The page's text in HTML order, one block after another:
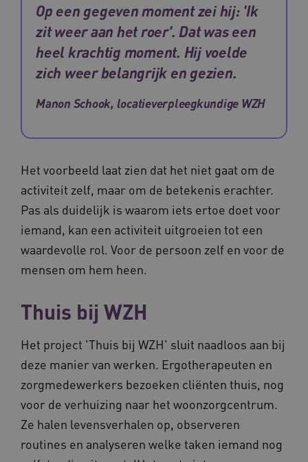
Op een gegeven moment zei hij: 'Ik
zit weer aan het roer'. Dat was een
heel krachtig moment. Hij voelde
zich weer belangrijk en gezien.
Manon Schook, locatieverpleegkundige WZH
Het voorbeeld laat zien dat het niet gaat om de
activiteit zelf, maar om de betekenis erachter.
Pas als duidelijk is waarom iets ertoe doet voor
iemand, kan een activiteit uitgroeien tot een
waardevolle rol. Voor de persoon zelf en voor de
mensen om hem heen.
Thuis bij WZH
Het project 'Thuis bij WZH' sluit naadloos aan bij
deze manier van werken. Ergotherapeuten en
zorgmedewerkers bezoeken cliënten thuis, nog
voor de verhuizing naar het woonzorgcentrum.
Ze halen levensverhalen op, observeren
routines en analyseren welke taken iemand nog
_ga_NWZZME161M .waardigheidentrots.nl
ga_session_duration www.waardigheidentrots.nl
_ga_G3VHK6CSBS .waardigheidentrots.nl
VISITOR_INFO1_LIVE
Google LLC